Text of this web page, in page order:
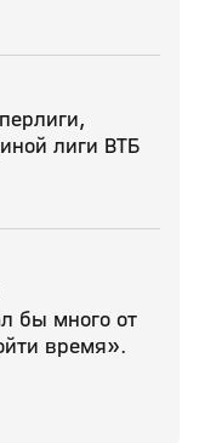
лиги ВТБ
бы много от
время».